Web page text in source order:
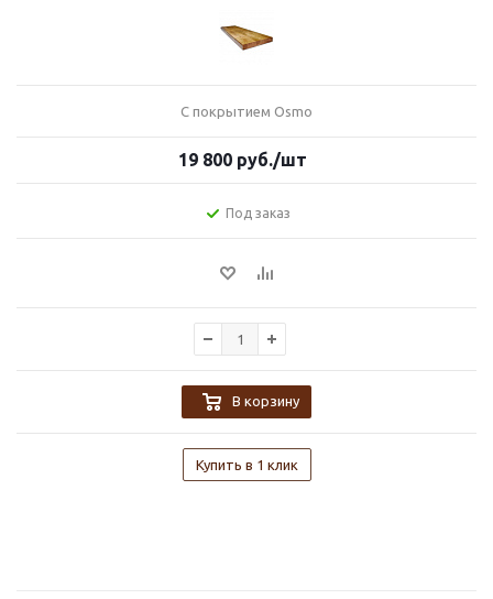
С покрытием Osmo
19 800 руб./шт
Под заказ
В корзину
Купить в 1 клик